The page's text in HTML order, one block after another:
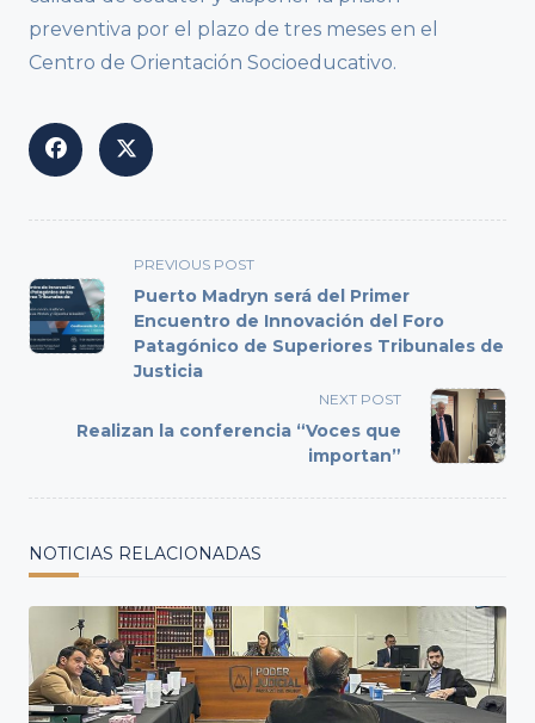
preventiva por el plazo de tres meses en el
Centro de Orientación Socioeducativo.
class="nav-
subtitle
screen-
PREVIOUS POST
Puerto Madryn será del Primer
Encuentro de Innovación del Foro
Patagónico de Superiores Tribunales de
Justicia
NEXT POST
Realizan la conferencia “Voces que
importan”
NOTICIAS RELACIONADAS